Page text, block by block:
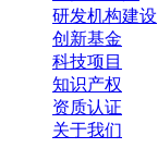
研发机构建设
创新基金
科技项目
知识产权
资质认证
关于我们